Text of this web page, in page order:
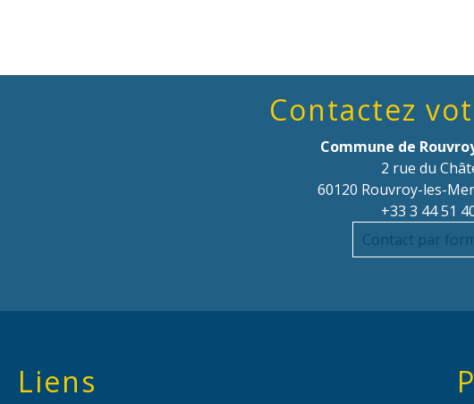
Contactez
Commune de
2 rue du
60120 Rouvroy-les-
+33 3 44 51
Contact par
Liens